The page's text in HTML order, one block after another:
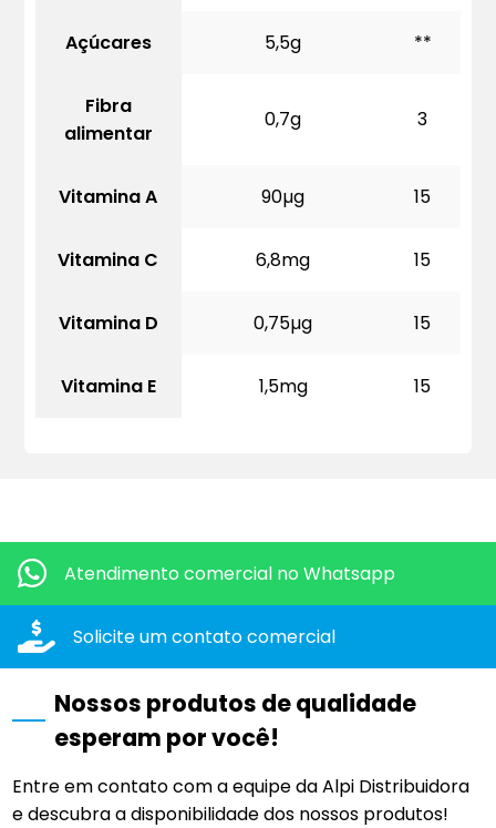
Açúcares 5,5g **
Fibra
alimentar
0,7g 3
Vitamina A 90µg 15
Vitamina C 6,8mg 15
Vitamina D 0,75µg 15
Vitamina E 1,5mg 15
Atendimento comercial no Whatsapp
Solicite um contatocomercial
Nossos produtos de qualidade
esperam por você!
Entre em contato com a equipe da Alpi Distribuidora
e descubra a disponibilidade dos nossos produtos!